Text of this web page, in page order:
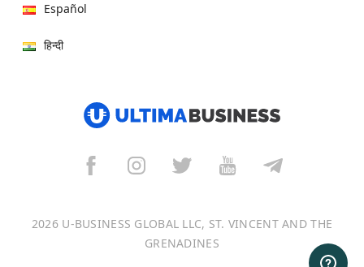
Español
हिन्दी
Português
2026 U-BUSINESS GLOBAL LLC, ST. VINCENT AND THE
GRENADINES